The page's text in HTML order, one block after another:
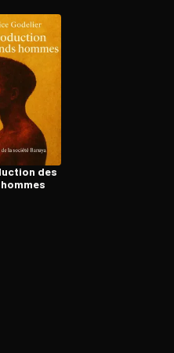
photo, pointe sur le code. C'est
des